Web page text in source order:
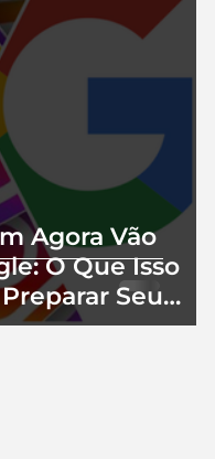
Agora Vão
O Que Isso
Seu